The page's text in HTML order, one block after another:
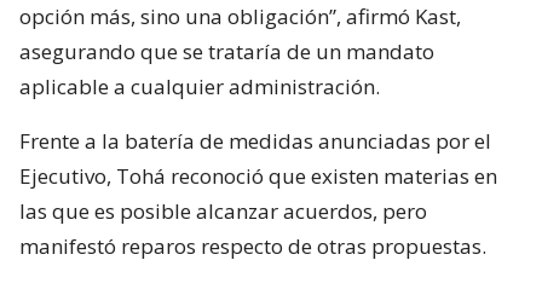
opción más, sino una obligación”, afirmó Kast,
asegurando que se trataría de un mandato
aplicable a cualquier administración.
Frente a la batería de medidas anunciadas por el
Ejecutivo, Tohá reconoció que existen materias en
las que es posible alcanzar acuerdos, pero
manifestó reparos respecto de otras propuestas.